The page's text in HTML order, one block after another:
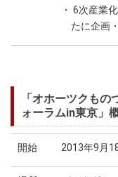
・ 6次産業
たに企画
「オホーツクも
ォーラムin東京」
開始 2013年9月